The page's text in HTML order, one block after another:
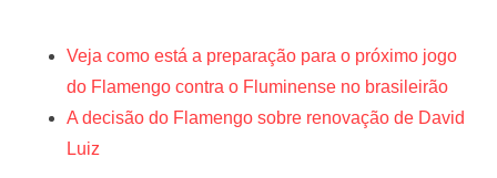
Veja como está a preparação para o próximo jogo
do Flamengo contra o Fluminense no brasileirão
A decisão do Flamengo sobre renovação de David
Luiz